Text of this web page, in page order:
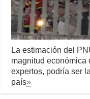
La estimación del
magnitud económica
expertos, podría ser
país»